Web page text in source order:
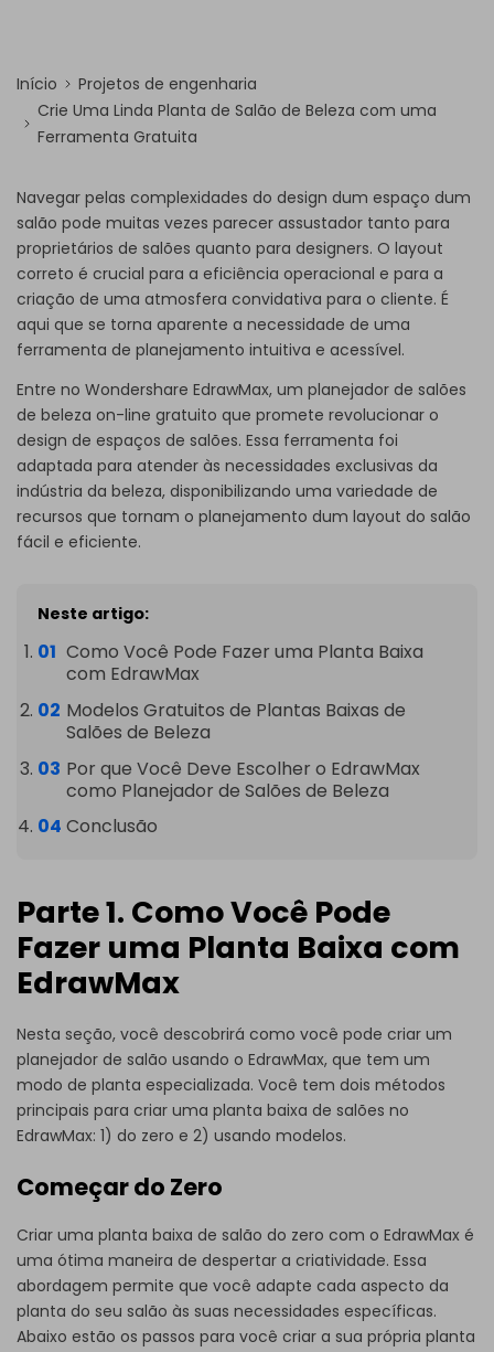
Início
Projetos de engenharia
Crie Uma Linda Planta de Salão de Beleza com uma
Ferramenta Gratuita
Navegar pelas complexidades do design dum espaço dum
salão pode muitas vezes parecer assustador tanto para
proprietários de salões quanto para designers. O layout
correto é crucial para a eficiência operacional e para a
criação de uma atmosfera convidativa para o cliente. É
aqui que se torna aparente a necessidade de uma
ferramenta de planejamento intuitiva e acessível.
Entre no Wondershare EdrawMax, um planejador de salões
de beleza on-line gratuito que promete revolucionar o
design de espaços de salões. Essa ferramenta foi
adaptada para atender às necessidades exclusivas da
indústria da beleza, disponibilizando uma variedade de
recursos que tornam o planejamento dum layout do salão
fácil e eficiente.
Neste artigo:
Como Você Pode Fazer uma Planta Baixa
com EdrawMax
Modelos Gratuitos de Plantas Baixas de
Salões de Beleza
Por que Você Deve Escolher o EdrawMax
como Planejador de Salões de Beleza
Conclusão
Parte 1. Como Você Pode
Fazer uma Planta Baixa com
EdrawMax
Nesta seção, você descobrirá como você pode criar um
planejador de salão usando o EdrawMax, que tem um
modo de planta especializada. Você tem dois métodos
principais para criar uma planta baixa de salões no
EdrawMax: 1) do zero e 2) usando modelos.
Começar do Zero
Criar uma planta baixa de salão do zero com o EdrawMax é
uma ótima maneira de despertar a criatividade. Essa
abordagem permite que você adapte cada aspecto da
planta do seu salão às suas necessidades específicas.
Abaixo estão os passos para você criar a sua própria planta